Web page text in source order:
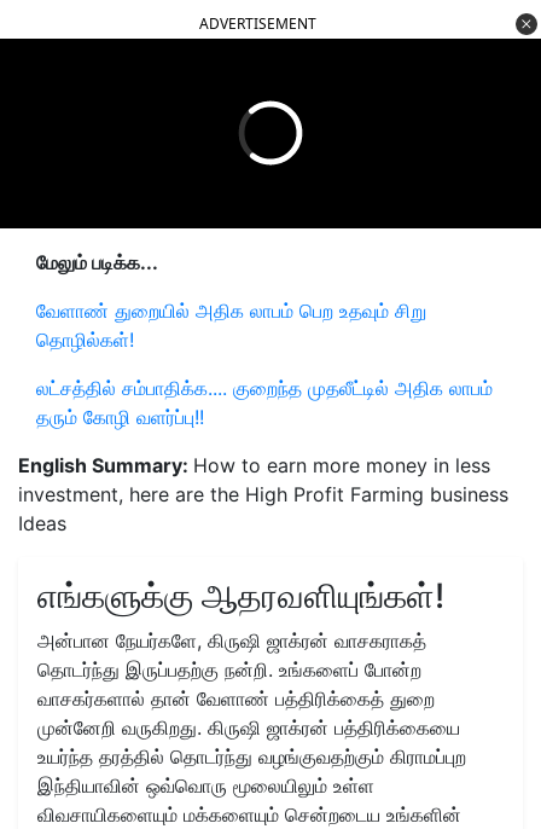
ADVERTISEMENT
மேலும் படிக்க...
வேளாண் துறையில் அதிக லாபம் பெற உதவும் சிறு
தொழில்கள்!
லட்சத்தில் சம்பாதிக்க.... குறைந்த முதலீட்டில் அதிக லாபம்
தரும் கோழி வளர்ப்பு!!
English Summary: How to earn more money in less
investment, here are the High Profit Farming business
Ideas
எங்களுக்கு ஆதரவளியுங்கள்!
அன்பான நேயர்களே, கிருஷி ஜாக்ரன் வாசகராகத்
தொடர்ந்து இருப்பதற்கு நன்றி. உங்களைப் போன்ற
வாசகர்களால் தான் வேளாண் பத்திரிக்கைத் துறை
முன்னேறி வருகிறது. கிருஷி ஜாக்ரன் பத்திரிக்கையை
உயர்ந்த தரத்தில் தொடர்ந்து வழங்குவதற்கும் கிராமப்புற
இந்தியாவின் ஒவ்வொரு மூலையிலும் உள்ள
விவசாயிகளையும் மக்களையும் சென்றடைய உங்களின்